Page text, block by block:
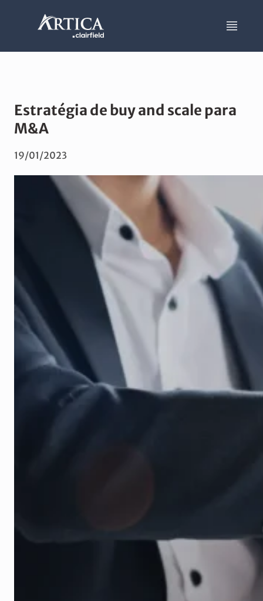
Estratégia de buy and scale para
M&A
19/01/2023